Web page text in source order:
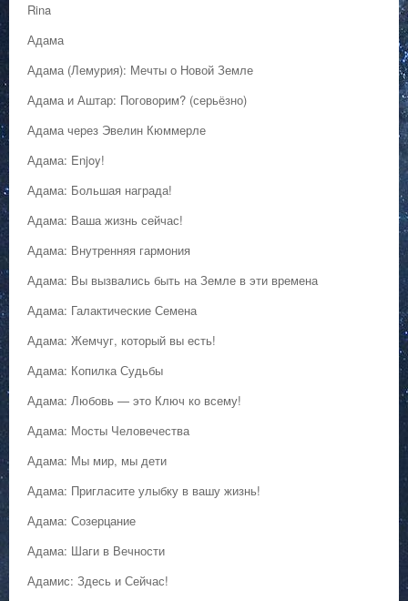
Rina
Адама
Адама (Лемурия): Мечты о Новой Земле
Адама и Аштар: Поговорим? (серьёзно)
Адама через Эвелин Кюммерле
Адама: Enjoy!
Адама: Большая награда!
Адама: Ваша жизнь сейчас!
Адама: Внутренняя гармония
Адама: Вы вызвались быть на Земле в эти времена
Адама: Галактические Семена
Адама: Жемчуг, который вы есть!
Адама: Копилка Судьбы
Адама: Любовь — это Ключ ко всему!
Адама: Мосты Человечества
Адама: Мы мир, мы дети
Адама: Пригласите улыбку в вашу жизнь!
Адама: Созерцание
Адама: Шаги в Вечности
Адамис: Здесь и Сейчас!